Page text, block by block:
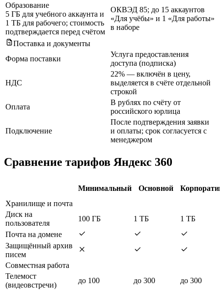
Образование
5 ГБ для учебного аккаунта и
1 ТБ для рабочего; стоимость
подтверждается перед счётом
ОКВЭД 85; до 15 аккаунтов
«Для учёбы» и 1 «Для работы»
в наборе
Поставка и документы
Форма поставки
Услуга предоставления
доступа (подписка)
НДС
22% — включён в цену,
выделяется в счёте отдельной
строкой
Оплата
В рублях по счёту от
российского юрлица
Подключение
После подтверждения заявки
и оплаты; срок согласуется с
менеджером
Сравнение тарифов Яндекс 360
Минимальный Основной
Хранилище и почта
Диск на
пользователя
100 ГБ 1 ТБ
1 ТБ
Почта на домене
Защищённый архив
писем
Совместная работа
Телемост
(видеовстречи)
до 100 до 300
до 300